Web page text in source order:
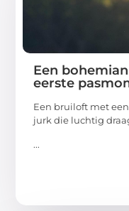
Een
eerste
Een bruiloft met
jurk die luchtig
...